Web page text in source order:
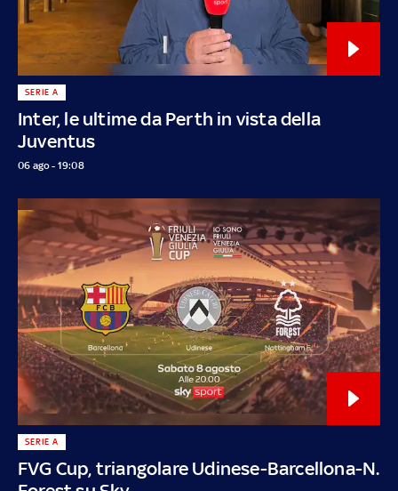
Inter, le ultime da Perth in vista della
Juventus
SERIE A
06 ago - 19:08
FVG Cup, triangolare Udinese-Barcellona-N.
SERIE A